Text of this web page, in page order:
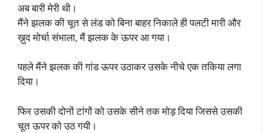
अब बारी मेरी थी।
मैंने झलक की चूत से लंड को बिना बाहर निकाले ही पलटी मारी और
ख़ुद मोर्चा संभाला, मैं झलक के ऊपर आ गया।
पहले मैंने झलक की गांड ऊपर उठाकर उसके नीचे एक तकिया लगा
दिया।
फिर उसकी दोनों टांगों को उसके सीने तक मोड़ दिया जिससे उसकी
चूत ऊपर को उठ गयी।